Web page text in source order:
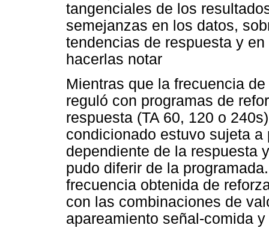
tangenciales de los
semejanzas en los datos,
tendencias de respuesta y
hacerlas notar
Mientras que la frecuencia
reguló con programas de
respuesta (TA 60, 120 o
condicionado estuvo sujeta
dependiente de la respuesta
pudo diferir de la
frecuencia obtenida de
con las combinaciones de
apareamiento señal-comida